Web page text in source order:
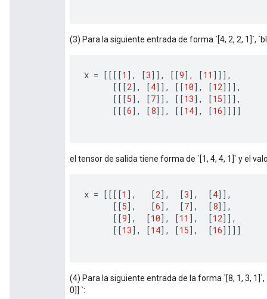
(3) Para la siguiente entrada de forma `[4, 2, 2, 1]`,
x = [[[[1 ], [3]], [[9], [11 ]]],
[[[2], [4]], [[10], [12]]],
[[[5], [7]], [[13], [15]]],
[[[6], [8]], [[14], [16]]]]
el tensor de salida tiene forma de `[1, 4, 4, 1]` y el
x = [[[[1 ], [2], [3], [4]],
[[5], [6], [7], [8]],
[[9], [10], [11 ], [12]],
[[13], [14], [15], [16]]]]
(4) Para la siguiente entrada de la forma `[8, 1, 3, 1]`,
0]] `: